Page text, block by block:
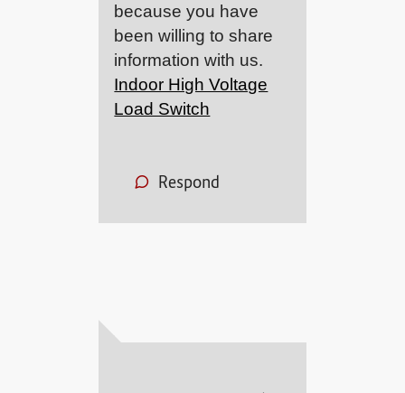
because you have
been willing to share
information with us.
Indoor High Voltage
Load Switch
Respond